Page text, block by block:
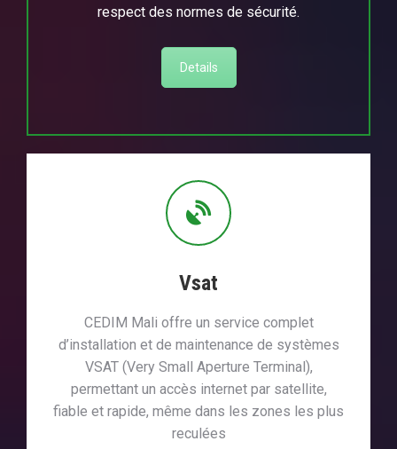
respect des normes de sécurité.
Details
Vsat
CEDIM Mali offre un service complet
d’installation et de maintenance de systèmes
VSAT (Very Small Aperture Terminal),
permettant un accès internet par satellite,
fiable et rapide, même dans les zones les plus
reculées